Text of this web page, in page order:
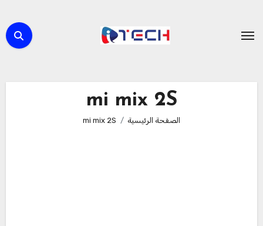
المحتوى
mi mix 2S
الصفحة الرئيسية mi mix 2S